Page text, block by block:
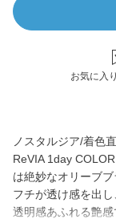
お気に入
ノスタルジア/着色
ReVIA 1day
は絶妙なオリーブ
フチが透け感を出
透明感あふれる艶感